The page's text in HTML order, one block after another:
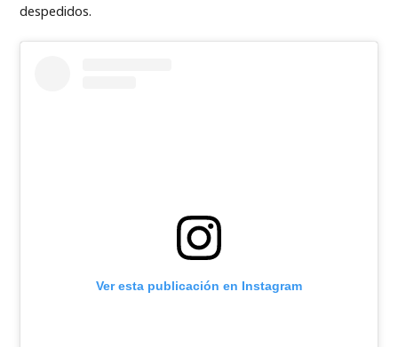
despedidos.
Ver esta publicación en Instagram